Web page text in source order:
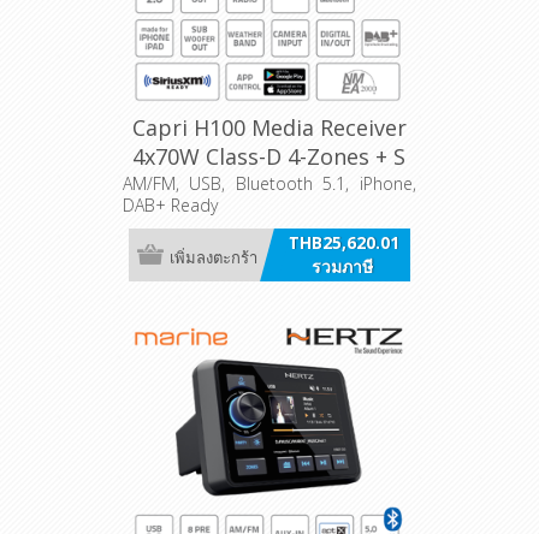
Capri H100 Media Receiver
4x70W Class-D 4-Zones + S
AM/FM, USB, Bluetooth 5.1, iPhone,
DAB+ Ready
THB25,620.01
รวมภาษี
เพิ่มลงตะกร้า